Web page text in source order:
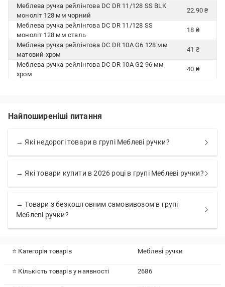
Меблева ручка рейлінгова DC DR 11/128 SS BLK
моноліт 128 мм чорний
22.90 ₴
Меблева ручка рейлінгова DC DR 11/128 SS
моноліт 128 мм сталь
18 ₴
Меблева ручка рейлінгова DC DR 10A G6 128 мм
матовий хром
41 ₴
Меблева ручка рейлінгова DC DR 10A G2 96 мм
хром
40 ₴
Найпоширеніші питання
→ Які недорогі товари в групі Меблеві ручки?
→ Які товари купити в 2026 році в групі Меблеві ручки?
→ Товари з безкоштовним самовивозом в групі
Меблеві ручки?
⭐ Категорія товарів Меблеві ручки
⭐ Кількість товарів у наявності 2686